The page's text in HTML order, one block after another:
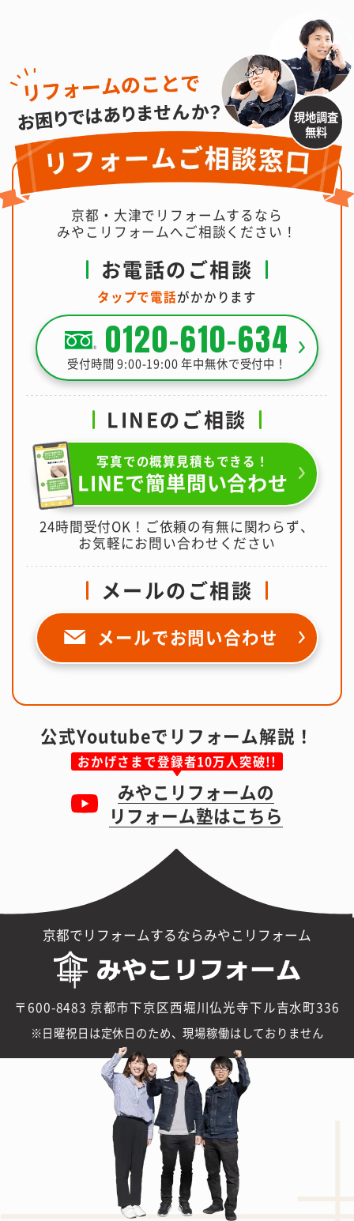
現地調査
無料
京都・大津でリフォームするなら
みやこリフォームへご相談ください！
お電話のご相談
タップで電話がかかります
0120-610-634
受付時間 9:00-19:00 年中無休で受付中！
LINEのご相談
写真での概算見積もできる！
LINEで簡単問い合わせ
24時間受付OK！ご依頼の有無に関わらず、
お気軽にお問い合わせください
メールのご相談
メールでお問い合わせ
公式Youtubeでリフォーム解説！
おかげさまで登録者10万人突破!!
みやこリフォームの
リフォーム塾はこちら
京都でリフォームするならみやこリフォーム
〒600-8483 京都市下京区西堀川仏光寺下ル吉水町336
日曜祝日は定休日のため、現場稼働はしておりません